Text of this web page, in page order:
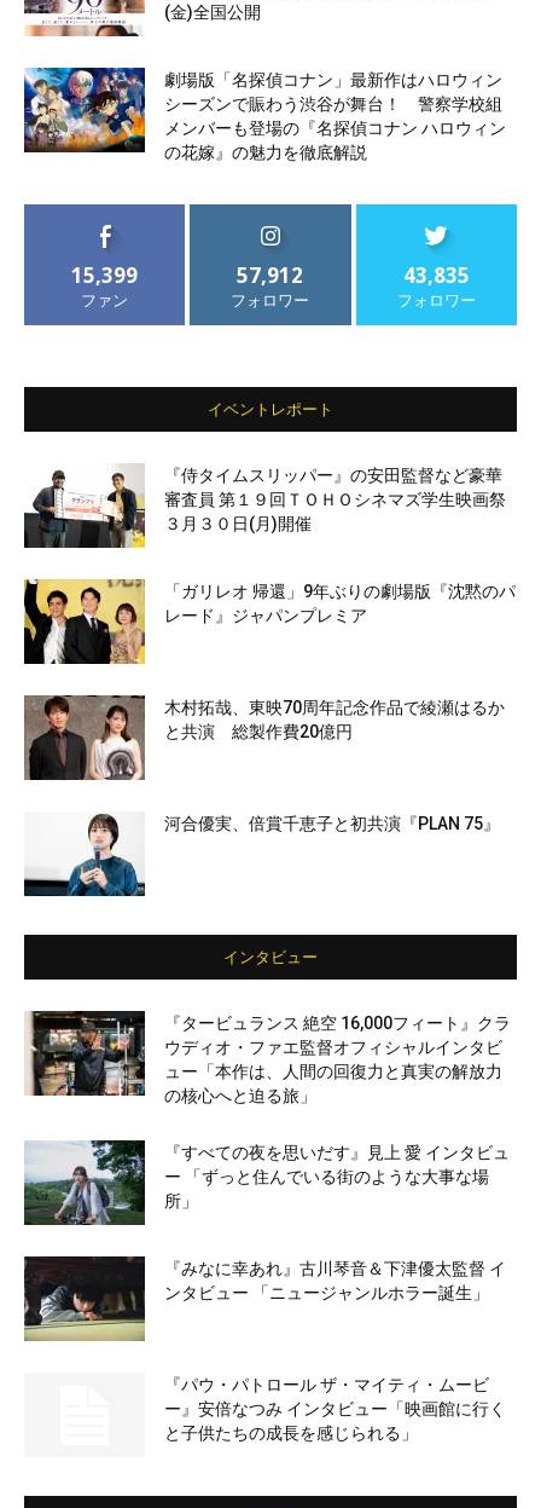
(金)全国公開
劇場版「名探偵コナン」最新作はハロウィン
シーズンで賑わう渋谷が舞台！ 警察学校組
メンバーも登場の『名探偵コナン ハロウィン
の花嫁』の魅力を徹底解説
15,399
ファン
57,912
フォロワー
43,835
フォロワー
イベントレポート
『侍タイムスリッパー』の安田監督など豪華
審査員 第１９回ＴＯＨＯシネマズ学生映画祭
３月３０日(月)開催
「ガリレオ 帰還」9年ぶりの劇場版『沈黙のパ
レード』ジャパンプレミア
木村拓哉、東映70周年記念作品で綾瀬はるか
と共演 総製作費20億円
河合優実、倍賞千恵子と初共演『PLAN 75』
インタビュー
『タービュランス 絶空 16,000フィート』クラ
ウディオ・ファエ監督オフィシャルインタビ
ュー「本作は、人間の回復力と真実の解放力
の核心へと迫る旅」
『すべての夜を思いだす』見上 愛 インタビュ
ー 「ずっと住んでいる街のような大事な場
所」
『みなに幸あれ』古川琴音＆下津優太監督 イ
ンタビュー 「ニュージャンルホラー誕生」
『パウ・パトロール ザ・マイティ・ムービ
ー』安倍なつみ インタビュー「映画館に行く
と子供たちの成長を感じられる」